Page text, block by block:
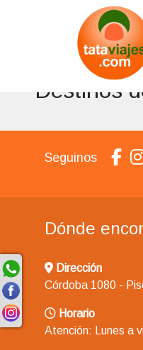
Destinos
Seguinos
Dónde
Dirección
Córdoba 1080 -
Horario
Atención: Lunes a